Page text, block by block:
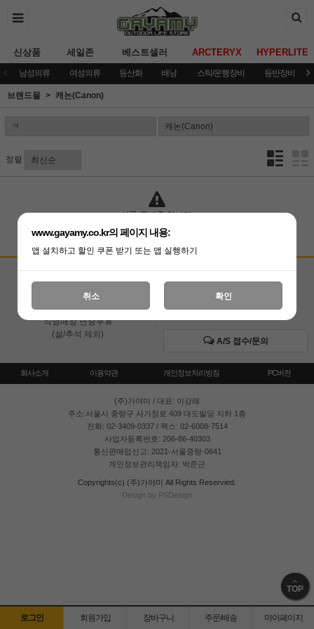
신상품 세일존 베스트셀러 ARCTERYX HYPERLITE
남성의류 여성의류 등산화 배낭 스틱/운행장비 등반장비
브랜드몰 캐논(Canon)
정렬
상품 준비중 입니다.
고객상담센터
온라인 : 02-3409-0337
직영매장 : 02-3409-0339
직영매장 연중무휴
(설/추석 제외)
입금계좌안내
국민은행 051001-04-100255
A/S 접수/문의
회사소개 이용약관 개인정보처리방침 PC버전
(주)가야미 / 대표: 이강래
주소:서울시 중랑구 사가정로 409 대도빌딩 지하 1층
전화: 02-3409-0337 / 팩스: 02-6008-7514
사업자등록번호: 206-86-40303
통신판매업신고: 2021-서울중랑-0641
개인정보관리책임자: 박준근
Copyrights(c) (주)가야미 All Rights Reservied.
Design by PSDesign
TOP
로그인 회원가입 장바구니 주문/배송 마이페이지
www.gayamy.co.kr의 페이지 내용:
앱 설치하고 할인 쿠폰 받기 또는 앱 실행하기
취소 확인